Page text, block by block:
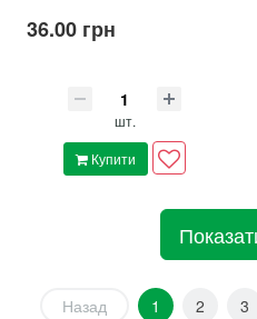
36.00 грн
шт.
Купити
Назад 1 2 3